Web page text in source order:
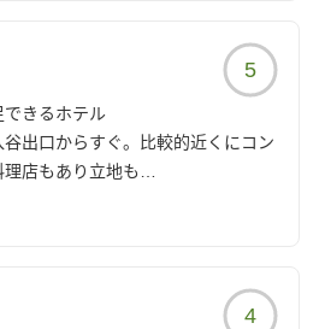
5
できるホテル
出口からすぐ。比較的近くにコン
店もあり立地も
が、問題なくスーツケースを広げ
数もそんなに沢山は食べれないの
川めし、カレー、ビビンバ、マグ
4